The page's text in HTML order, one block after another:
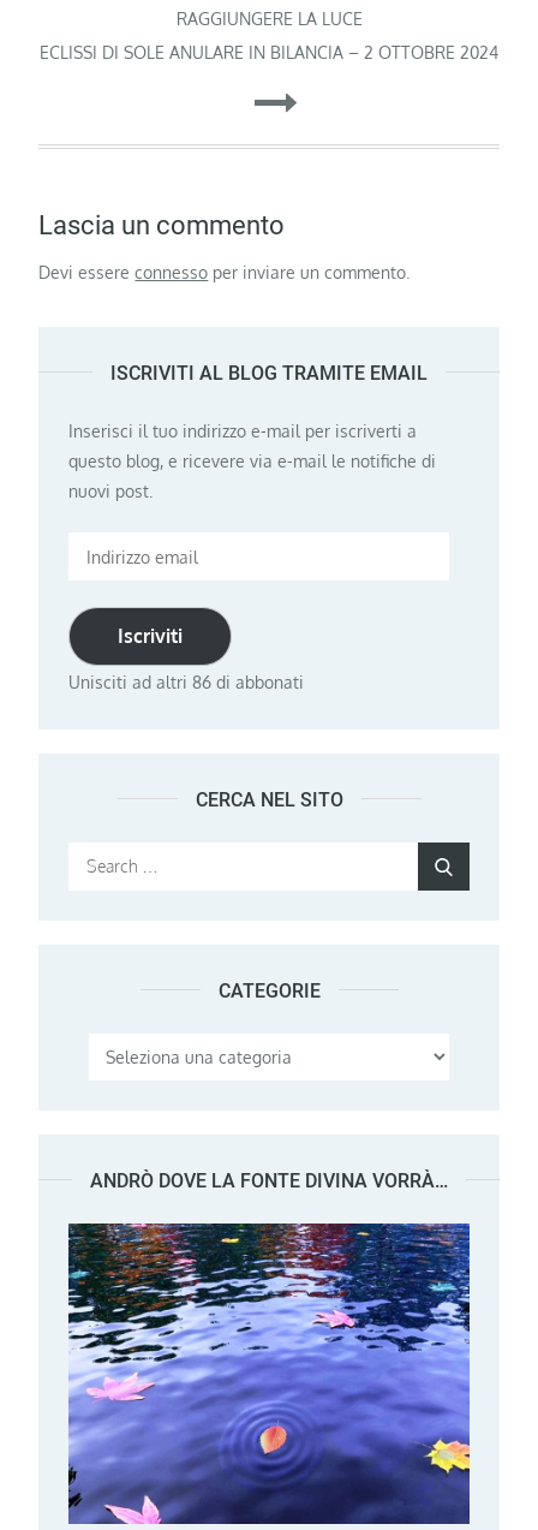
articoliRAGGIUNGERE LA LUCE
ECLISSI DI SOLE ANULARE IN BILANCIA – 2 OTTOBRE 2024
Lascia un commento
Devi essereconnesso per inviare un commento.
ISCRIVITI AL BLOG TRAMITE EMAIL
Inserisci il tuo indirizzo e-mail per iscriverti a
questo blog, e ricevere via e-mail le notifiche di
nuovi post.
Indirizzo
Iscriviti
Unisciti ad altri 86 di abbonati
CERCA NEL SITO
Search
CATEGORIE
Categorie
ANDRÒ DOVE LA FONTE DIVINA VORRÀ…